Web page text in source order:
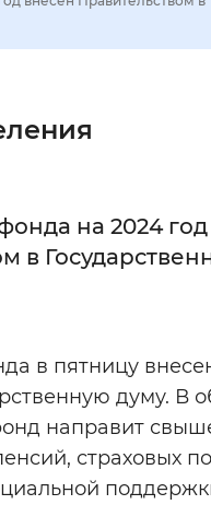
С засечками
фон
на 2024 год
в
в пятницу
думу. В
направит
страховых